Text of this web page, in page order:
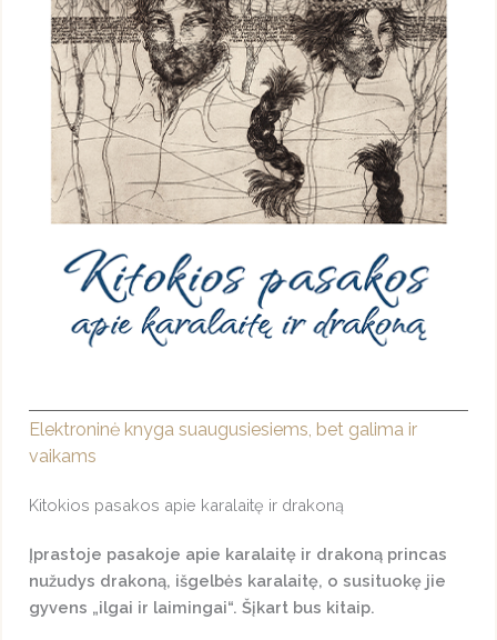
Elektroninė knyga suaugusiesiems, bet galima ir
vaikams
Kitokios pasakos apie karalaitę ir drakoną
Įprastoje pasakoje apie karalaitę ir drakoną princas
nužudys drakoną, išgelbės karalaitę, o susituokę jie
gyvens „ilgai ir laimingai“. Šįkart bus kitaip.